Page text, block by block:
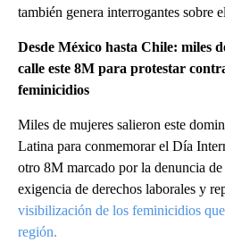
también genera interrogantes sobre
Desde México hasta Chile: miles
calle este 8M para protestar
feminicidios
Miles de mujeres salieron este
Latina para conmemorar el Día
otro 8M marcado por la denuncia
exigencia de derechos laborales y
visibilización de los feminicidios
región.